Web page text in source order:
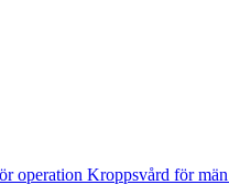
operation Kroppsvård för män